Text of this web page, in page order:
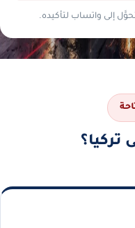
إلى واتساب لتأكيده.